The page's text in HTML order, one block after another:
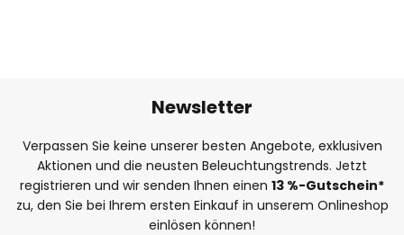
Newsletter
Verpassen Sie keine unserer besten Angebote, exklusiven
Aktionen und die neusten Beleuchtungstrends. Jetzt
registrieren und wir senden Ihnen einen 13 %-Gutschein*
zu, den Sie bei Ihrem ersten Einkauf in unserem Onlineshop
einlösen können!